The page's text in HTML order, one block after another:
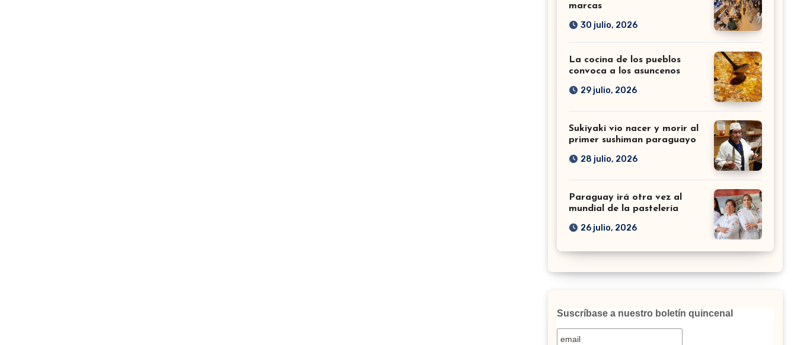
marcas
30 julio, 2026
La cocina de los pueblos
convoca a los asuncenos
29 julio, 2026
Sukiyaki vio nacer y morir al
primer sushiman paraguayo
28 julio, 2026
Paraguay irá otra vez al
mundial de la pastelería
26 julio, 2026
Suscríbase a nuestro boletín quincenal